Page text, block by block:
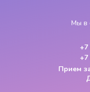
Мы в
+7
+7
Прием